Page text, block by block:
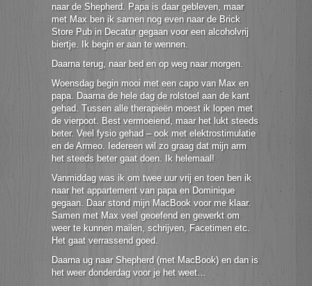
naar de Shepherd. Papa is daar gebleven, maar
met Max ben ik samen nog even naar de Brick
Store Pub in Decatur gegaan voor een alcoholvrij
biertje. Ik begin er aan te wennen.
Daarna terug, naar bed en op weg naar morgen.
Woensdag begin mooi met een capo van Max en
papa. Daarna de hele dag de rolstoel aan de kant
gehad. Tussen alle therapieën moest ik lopen met
de vierpoot. Best vermoeiend, maar het lukt steeds
beter. Veel fysio gehad – ook met elektrostimulatie
en de Armeo. Iedereen wil zo graag dat mijn arm
het steeds beter gaat doen. Ik helemaal!
Vanmiddag was ik om twee uur vrij en toen ben ik
naar het appartement van papa en Dominique
gegaan. Daar stond mijn MacBook voor me klaar.
Samen met Max veel geoefend en gewerkt om
weer te kunnen mailen, schrijven, Facetimen etc.
Het gaat verrassend goed.
Daarna ug naar Shepherd (met MacBook) en dan is
het weer donderdag voor je het weet…